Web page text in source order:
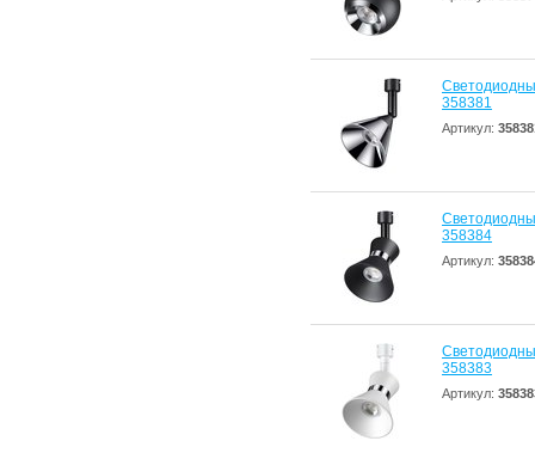
358381
Артикул:
358384
Артикул:
358383
Артикул: